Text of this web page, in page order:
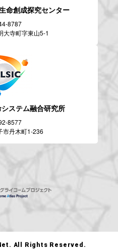
命創成探究センター
8787
大寺町字東山5-1
ステム融合研究所
8577
市丹木町1-236
All Rights Reserved.